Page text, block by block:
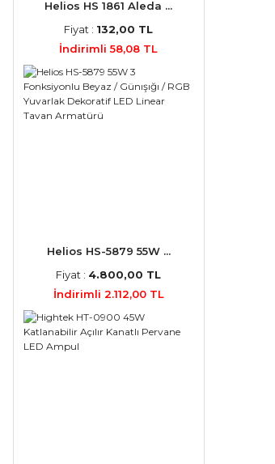
Helios HS 1861 Aleda ...
Fiyat : 132,00 TL
İndirimli 58,08 TL
Helios HS-5879 55W ...
Fiyat : 4.800,00 TL
İndirimli 2.112,00 TL